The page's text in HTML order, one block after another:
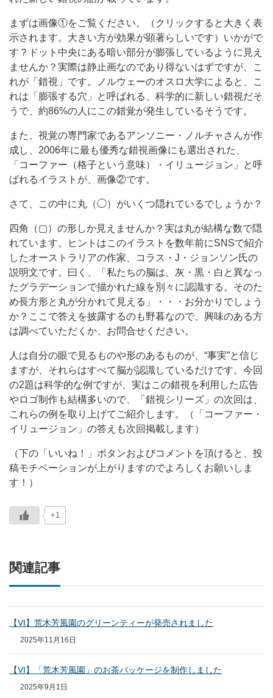
まずは画像①をご覧ください。（クリックすると大きく表
示されます。大きい方が効果が顕著らしいです）いかがで
す？ドット中央にある暗い部分が膨張しているように見え
ませんか？実際は静止画なのであり得ないはずですが、こ
れが「錯視」です。ノルウェーのオスロ大学によると、こ
れは「膨張する穴」と呼ばれる、科学的に新しい錯視だそ
うで、約86%の人にこの錯覚が発生しているそうです。
また、視覚の専門家であるアンソニー・ノルチャさんが作
成し、2006年に最も優秀な錯視画像にも選出された、
「コーファー（格子という意味）・イリュージョン」と呼
ばれるイラストが、画像②です。
さて、この中に丸（◯）がいくつ隠れているでしょうか？
四角（▢）の形しか見えませんか？実は丸が結構な数で隠
れています。ヒントはこのイラストを数年前にSNSで紹介
したオーストラリアの作家、コラス・J・ジョンソン氏の
説明文です。曰く、「私たちの脳は、灰・黒・白と異なっ
たグラデーションで描かれた線を別々に認識する。そのた
め長方形と丸が分かれて見える」・・・お分かりでしょう
か？ここで答えを披露するのも野暮なので、興味のある方
は調べていただくか、お問合せください。
人は自分の眼で見るものや形のあるものが、“事実”と信じ
ますが、それらはすべて脳が認識しているだけです。今回
の2題は科学的な例ですが、実はこの錯視を利用した広告
やロゴ制作も結構多いので、「錯視シリーズ」の次回は、
これらの例を取り上げてご紹介します。（「コーファー・
イリュージョン」の答えも次回掲載します）
（下の「いいね！」ボタンおよびコメントを頂けると、投
稿モチベーションが上がりますのでよろしくお願いしま
す！）
+1
関連記事
【VI】荒木芳風園のグリーンティーが発売されました
2025年11月16日
【VI】「荒木芳風園」のお茶パッケージを制作しました
2025年9月1日